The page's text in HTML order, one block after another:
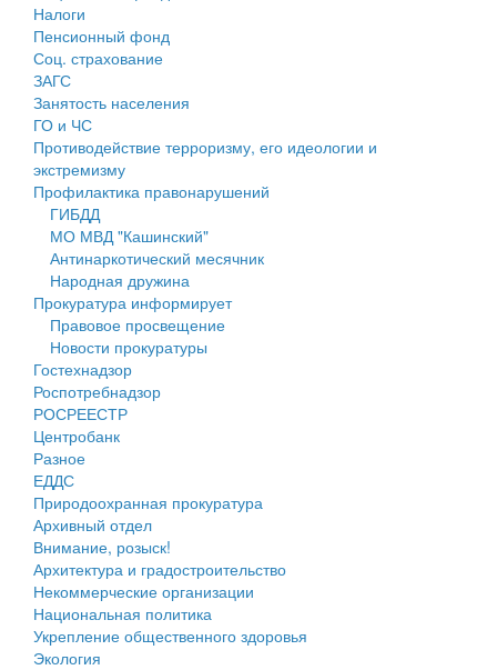
Противодействие коррупции
Контрольно-счетная палата
Персональные данные
Оценка регулирующего воздействия
Деятельность МУ
Нормативы градостроительного проектирования
Правила землепользования и застройки
Генеральные планы
Проекты планировки территории
Собрание депутатов
Городское поселение
Сельские поселения
Налоги
Пенсионный фонд
Соц. страхование
ЗАГС
Занятость населения
ГО и ЧС
Противодействие терроризму, его идеологии и
экстремизму
Профилактика правонарушений
ГИБДД
МО МВД "Кашинский"
Антинаркотический месячник
Народная дружина
Прокуратура информирует
Правовое просвещение
Новости прокуратуры
Гостехнадзор
Роспотребнадзор
РОСРЕЕСТР
Центробанк
Разное
ЕДДС
Природоохранная прокуратура
Архивный отдел
Внимание, розыск!
Архитектура и градостроительство
Некоммерческие организации
Национальная политика
Укрепление общественного здоровья
Экология